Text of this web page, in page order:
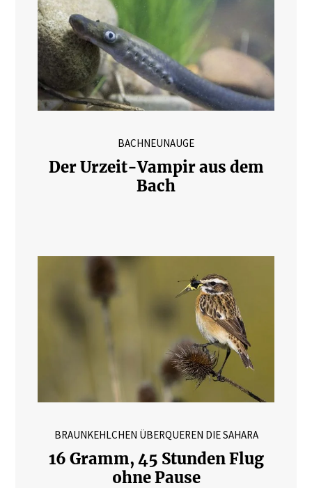
BACHNEUNAUGE
Der Urzeit-Vampir aus dem
Bach
BRAUNKEHLCHEN ÜBERQUEREN DIE SAHARA
16 Gramm, 45 Stunden Flug
ohne Pause